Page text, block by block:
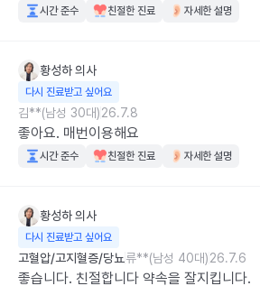
시간 준수 친절한 진료 자세한 설명
황성하의사
다시 진료받고 싶어요
김**(남성 30대)26.7.8
좋아요. 매번이용해요
시간 준수 친절한 진료 자세한 설명
황성하의사
다시 진료받고 싶어요
고혈압/고지혈증/당뇨류**(남성 40대)26.7.6
좋습니다. 친절합니다 약속을 잘지킵니다.